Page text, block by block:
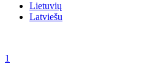
Lietuvių
Latviešu
1